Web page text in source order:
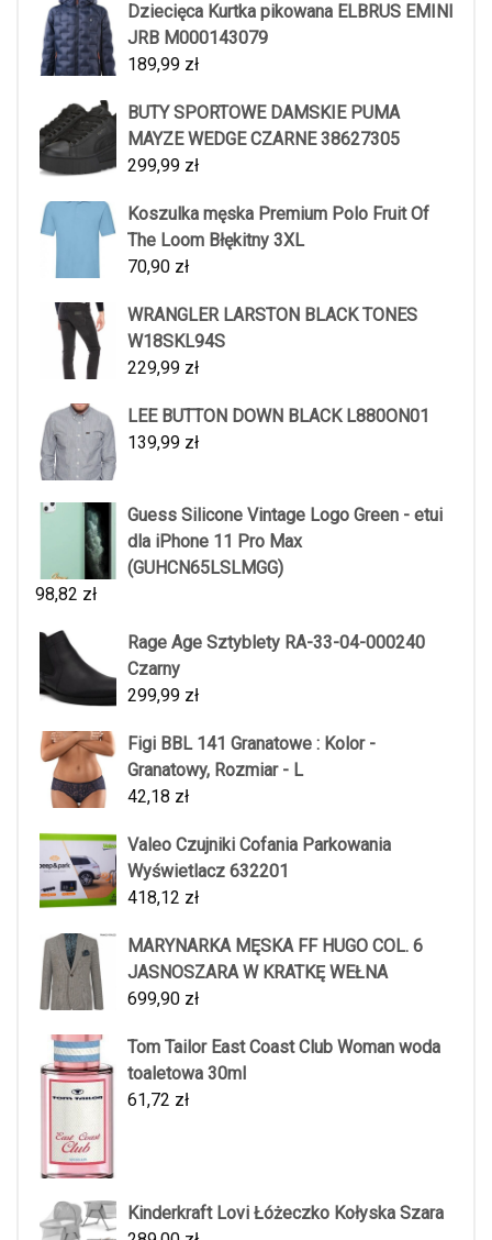
Dziecięca Kurtka pikowana ELBRUS EMINI
JRB M000143079
189,99 zł
BUTY SPORTOWE DAMSKIE PUMA
MAYZE WEDGE CZARNE 38627305
299,99 zł
Koszulka męska Premium Polo Fruit Of
The Loom Błękitny 3XL
70,90 zł
WRANGLER LARSTON BLACK TONES
W18SKL94S
229,99 zł
LEE BUTTON DOWN BLACK L880ON01
139,99 zł
Guess Silicone Vintage Logo Green - etui
dla iPhone 11 Pro Max
(GUHCN65LSLMGG)
98,82 zł
Rage Age Sztyblety RA-33-04-000240
Czarny
299,99 zł
Figi BBL 141 Granatowe : Kolor -
Granatowy, Rozmiar - L
42,18 zł
Valeo Czujniki Cofania Parkowania
Wyświetlacz 632201
418,12 zł
MARYNARKA MĘSKA FF HUGO COL. 6
JASNOSZARA W KRATKĘ WEŁNA
699,90 zł
Tom Tailor East Coast Club Woman woda
toaletowa 30ml
61,72 zł
Kinderkraft Lovi Łóżeczko Kołyska Szara